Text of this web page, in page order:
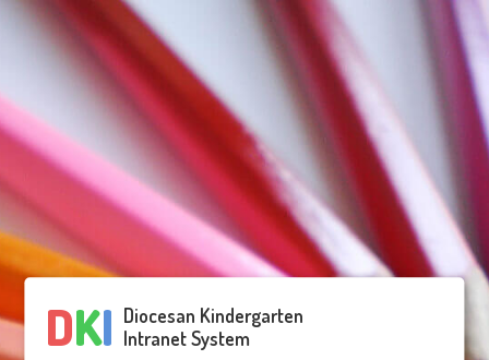
DKI Diocesan Kindergarten
Intranet System